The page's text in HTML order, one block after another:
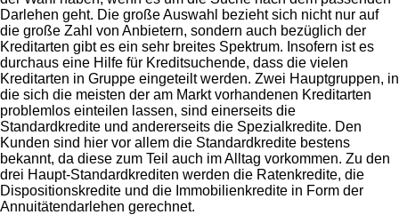
Darlehen geht. Die große Auswahl bezieht sich nicht nur auf
die große Zahl von Anbietern, sondern auch bezüglich der
Kreditarten gibt es ein sehr breites Spektrum. Insofern ist es
durchaus eine Hilfe für Kreditsuchende, dass die vielen
Kreditarten in Gruppe eingeteilt werden. Zwei Hauptgruppen, in
die sich die meisten der am Markt vorhandenen Kreditarten
problemlos einteilen lassen, sind einerseits die
Standardkredite und andererseits die Spezialkredite. Den
Kunden sind hier vor allem die Standardkredite bestens
bekannt, da diese zum Teil auch im Alltag vorkommen. Zu den
drei Haupt-Standardkrediten werden die Ratenkredite, die
Dispositionskredite und die Immobilienkredite in Form der
Annuitätendarlehen gerechnet.